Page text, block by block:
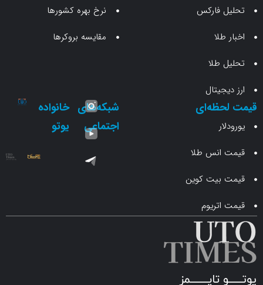
فارکس
نرخ بهره کشورها
مقایسه بروکرها
انس طلا
بیت کوین
شبکه‌های خانواده
یوتو